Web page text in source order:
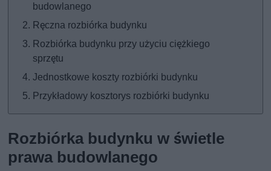
budowlanego
Ręczna rozbiórka budynku
Rozbiórka budynku przy użyciu ciężkiego
sprzętu
Jednostkowe koszty rozbiórki budynku
Przykładowy kosztorys rozbiórki budynku
Rozbiórka budynku w świetle
prawa budowlanego